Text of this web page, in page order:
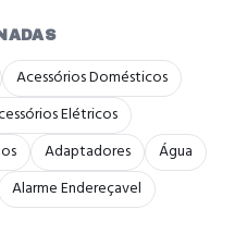
Acessórios Domésticos
Elétricos
Adaptadores
Água
Alarme Endereçavel